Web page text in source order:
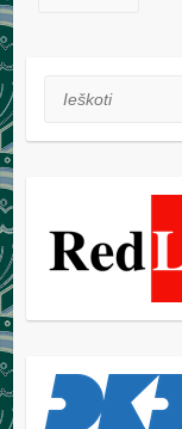
Ieškoti